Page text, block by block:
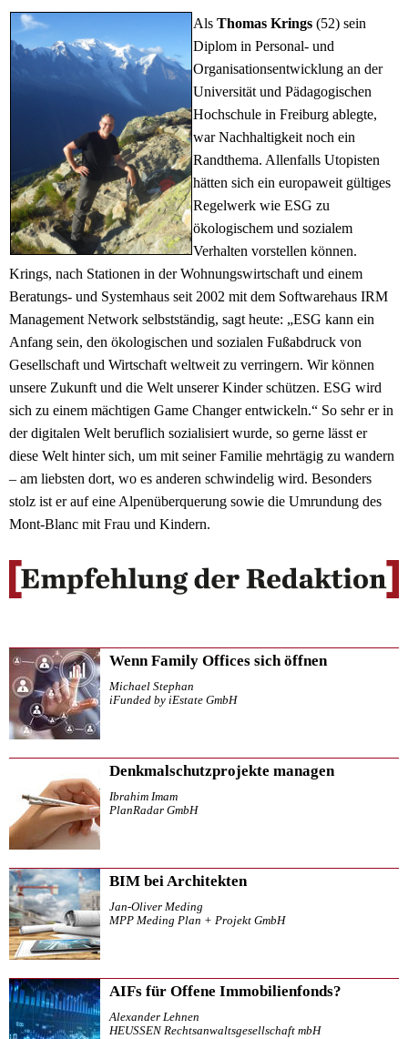
Als Thomas Krings (52) sein
Diplom in Personal- und
Organisationsentwicklung an der
Universität und Pädagogischen
Hochschule in Freiburg ablegte,
war Nachhaltigkeit noch ein
Randthema. Allenfalls Utopisten
hätten sich ein europaweit gültiges
Regelwerk wie ESG zu
ökologischem und sozialem
Verhalten vorstellen können.
Krings, nach Stationen in der Wohnungswirtschaft und einem
Beratungs- und Systemhaus seit 2002 mit dem Softwarehaus IRM
Management Network selbstständig, sagt heute: „ESG kann ein
Anfang sein, den ökologischen und sozialen Fußabdruck von
Gesellschaft und Wirtschaft weltweit zu verringern. Wir können
unsere Zukunft und die Welt unserer Kinder schützen. ESG wird
sich zu einem mächtigen Game Changer entwickeln.“ So sehr er in
der digitalen Welt beruflich sozialisiert wurde, so gerne lässt er
diese Welt hinter sich, um mit seiner Familie mehrtägig zu wandern
– am liebsten dort, wo es anderen schwindelig wird. Besonders
stolz ist er auf eine Alpenüberquerung sowie die Umrundung des
Mont-Blanc mit Frau und Kindern.
Wenn Family Offices sich öffnen
Michael Stephan
iFunded by iEstate GmbH
Denkmalschutzprojekte managen
Ibrahim Imam
PlanRadar GmbH
BIM bei Architekten
Jan-Oliver Meding
MPP Meding Plan + Projekt GmbH
AIFs für Offene Immobilienfonds?
Alexander Lehnen
HEUSSEN Rechtsanwaltsgesellschaft mbH